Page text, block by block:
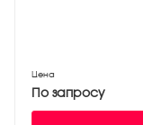
Цена
По запросу